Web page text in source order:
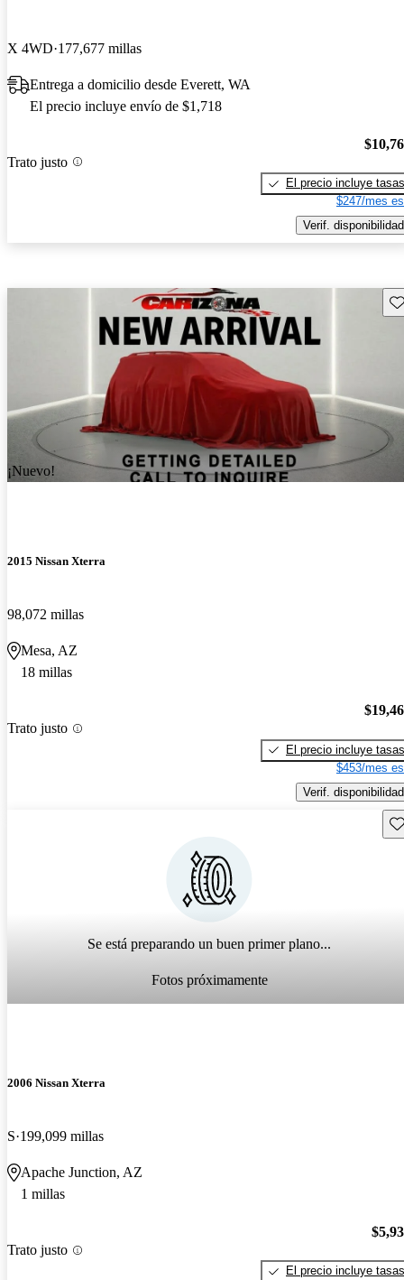
X 4WD 177,677 millas
Entrega a domicilio desde Everett, WA
El precio incluye envío de $1,718
Trato justo
El precio incluye tasas
$247/mes
Verif. disponibilidad
¡Nuevo!
2015 Nissan Xterra
98,072 millas
Mesa, AZ
18 millas
Trato justo
El precio incluye tasas
$453/mes
Verif. disponibilidad
Se está preparando un buen primer plano...
Fotos próximamente
2006 Nissan Xterra
S 199,099 millas
Apache Junction, AZ
1 millas
Trato justo
El precio incluye tasas